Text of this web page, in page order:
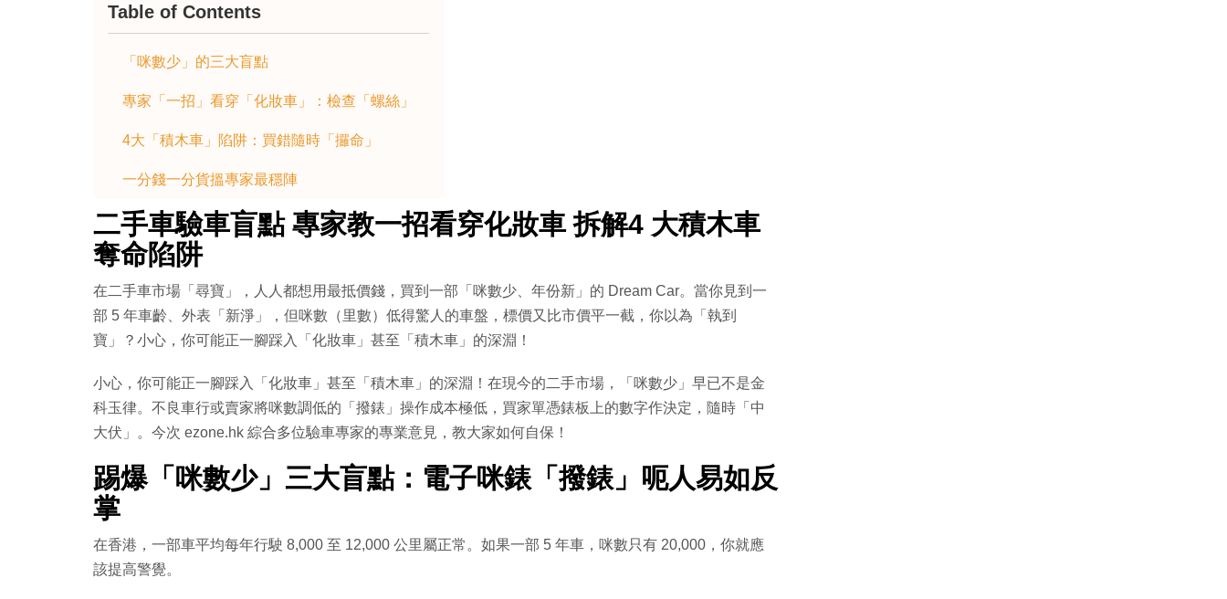
Table of Contents
「咪數少」的三大盲點
專家「一招」看穿「化妝車」：檢查「螺絲」
4大「積木車」陷阱：買錯隨時「攞命」
一分錢一分貨搵專家最穩陣
二手車驗車盲點 專家教一招看穿化妝車 拆解4 大積木車
奪命陷阱
在二手車市場「尋寶」，人人都想用最抵價錢，買到一部「咪數少、年份新」的 Dream Car。當你見到一
部 5 年車齡、外表「新淨」，但咪數（里數）低得驚人的車盤，標價又比市價平一截，你以為「執到
寶」？小心，你可能正一腳踩入「化妝車」甚至「積木車」的深淵！
小心，你可能正一腳踩入「化妝車」甚至「積木車」的深淵！在現今的二手市場，「咪數少」早已不是金
科玉律。不良車行或賣家將咪數調低的「撥錶」操作成本極低，買家單憑錶板上的數字作決定，隨時「中
大伏」。今次 ezone.hk 綜合多位驗車專家的專業意見，教大家如何自保！
踢爆「咪數少」三大盲點：電子咪錶「撥錶」呃人易如反
掌
在香港，一部車平均每年行駛 8,000 至 12,000 公里屬正常。如果一部 5 年車，咪數只有 20,000，你就應
該提高警覺。